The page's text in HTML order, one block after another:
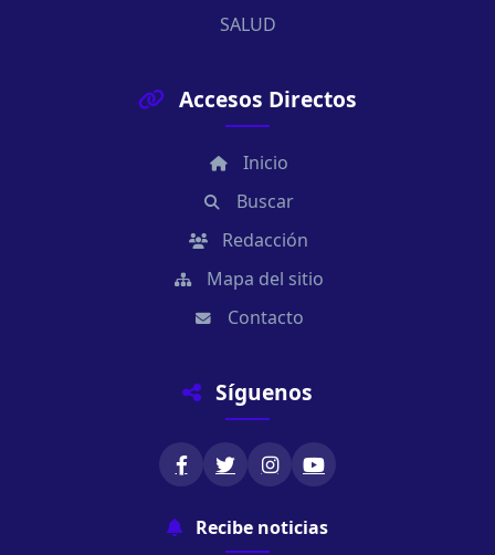
SALUD
Accesos Directos
Inicio
Buscar
Redacción
Mapa del sitio
Contacto
Síguenos
Recibe noticias